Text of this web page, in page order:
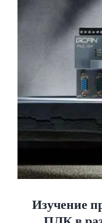
Изучение